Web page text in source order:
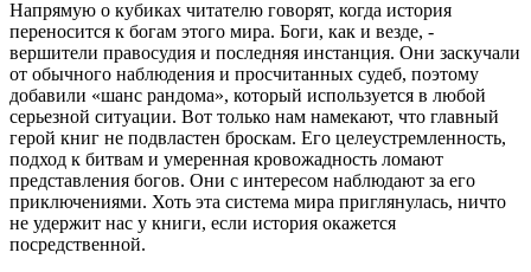
Напрямую о кубиках читателю говорят, когда история
переносится к богам этого мира. Боги, как и везде, -
вершители правосудия и последняя инстанция. Они заскучали
от обычного наблюдения и просчитанных судеб, поэтому
добавили «шанс рандома», который используется в любой
серьезной ситуации. Вот только нам намекают, что главный
герой книг не подвластен броскам. Его целеустремленность,
подход к битвам и умеренная кровожадность ломают
представления богов. Они с интересом наблюдают за его
приключениями. Хоть эта система мира приглянулась, ничто
не удержит нас у книги, если история окажется
посредственной.